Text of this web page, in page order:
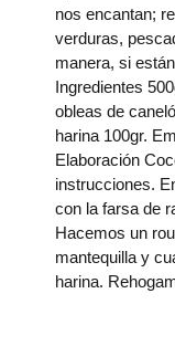
nos encantan;
verduras,
manera, si
Ingredientes
obleas de
harina 100gr.
Elaboración
instrucciones.
con la farsa de
Hacemos un
mantequilla y
harina.